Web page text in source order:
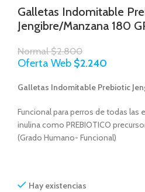
Galletas Indomitable
Jengibre/Manzana 180
Normal$2.800
Oferta Web $2.240
Galletas Indomitable Prebiotic
Funcional para perros de todas las
inulina como PREBIOTICO
(Grado Humano- Funcional)
Hay existencias